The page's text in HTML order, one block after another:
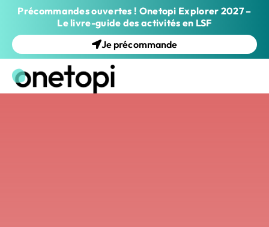
Précommandes ouvertes ! Onetopi Explorer 2027 –
Le livre-guide des activités en LSF
Je précommande